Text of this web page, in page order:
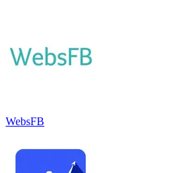
WebsFB